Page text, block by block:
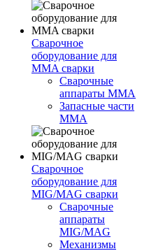
Сварочное
оборудование для
MMA сварки
Сварочные
аппараты MMA
Запасные части
MMA
Сварочное
оборудование для
MIG/MAG сварки
Сварочные
аппараты
MIG/MAG
Механизмы